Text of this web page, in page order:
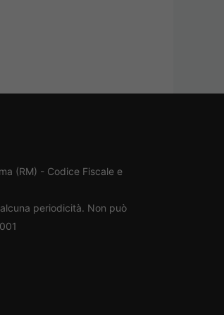
(RM) - Codice Fiscale e
periodicità. Non può